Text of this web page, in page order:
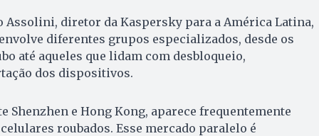
Assolini, diretor da Kaspersky para a América Latina,
diferentes grupos especializados, desde os
até aqueles que lidam com desbloqueio,
dos dispositivos.
Shenzhen e Hong Kong, aparece frequentemente
roubados. Esse mercado paralelo é